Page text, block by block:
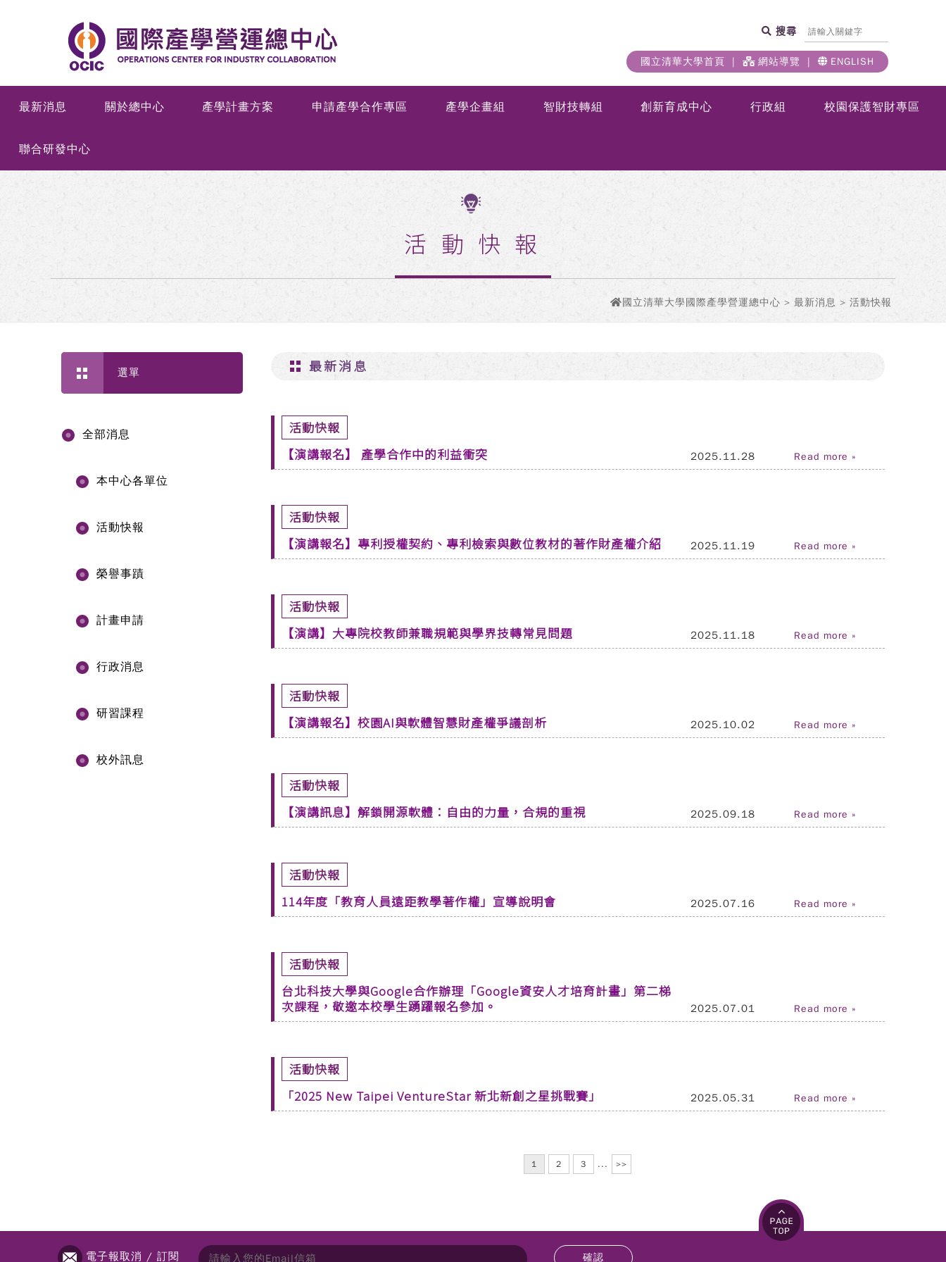
搜尋
國立清華大學首頁 網站導覽 ENGLISH
最新消息 關於總中心 產學計畫方案 申請產學合作專區 產學企畫組 智財技轉組 創新育成中心 行政組 校園保護智財專區
聯合研發中心
活動快報
國立清華大學國際產學營運總中心 > 最新消息 > 活動快報
選單
全部消息
本中心各單位
活動快報
榮譽事蹟
計畫申請
行政消息
研習課程
校外訊息
最新消息
活動快報
【演講報名】 產學合作中的利益衝突
2025.11.28 Read more »
活動快報
【演講報名】專利授權契約、專利檢索與數位教材的著作財產權介紹
2025.11.19 Read more »
活動快報
【演講】大專院校教師兼職規範與學界技轉常見問題
2025.11.18 Read more »
活動快報
【演講報名】校園AI與軟體智慧財產權爭議剖析
2025.10.02 Read more »
活動快報
【演講訊息】解鎖開源軟體：自由的力量，合規的重視
2025.09.18 Read more »
活動快報
114年度「教育人員遠距教學著作權」宣導說明會
2025.07.16 Read more »
活動快報
台北科技大學與Google合作辦理「Google資安人才培育計畫」第二梯
次課程，敬邀本校學生踴躍報名參加。
2025.07.01 Read more »
活動快報
「2025 New Taipei VentureStar 新北新創之星挑戰賽」
2025.05.31 Read more »
1 2 3 ... >>
電子報取消 / 訂閱 確認